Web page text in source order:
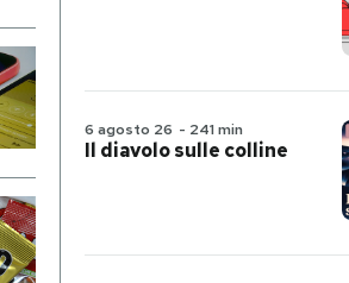
6 agosto 26 - 241 min
Il diavolo sulle colline